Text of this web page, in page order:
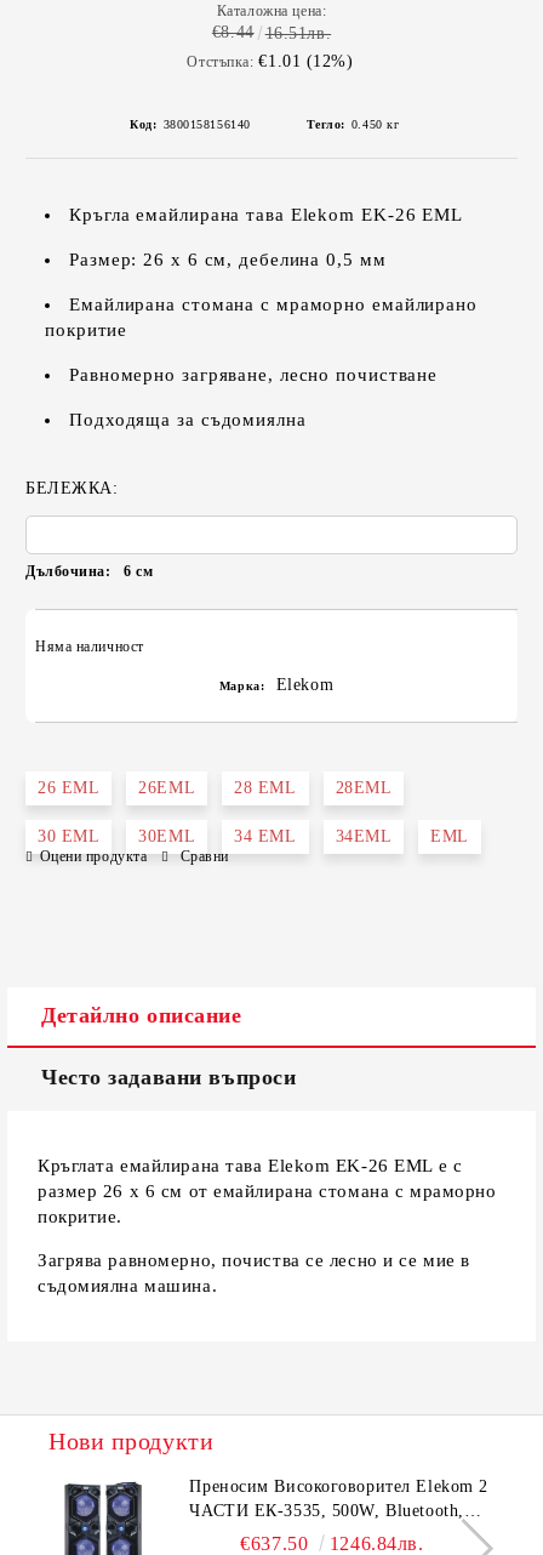
Каталожна цена:
€8.44 16.51лв.
Отстъпка: €1.01 (12%)
Код: 3800158156140 Тегло: 0.450 кг
Кръгла емайлирана тава Elekom EK-26 EML
Размер: 26 х 6 см, дебелина 0,5 мм
Емайлирана стомана с мраморно емайлирано
покритие
Равномерно загряване, лесно почистване
Подходяща за съдомиялна
БЕЛЕЖКА:
Дълбочина: 6см
Няма наличност
Марка: Elekom
26 EML 26EML 28 EML 28EML
30 EML 30EML 34 EML 34EML EML
Оцени продукта Сравни
Детайлно описание
Често задавани въпроси
Кръглата емайлирана тава Elekom EK-26 EML е с
размер 26 х 6 см от емайлирана стомана с мраморно
покритие.
Загрява равномерно, почиства се лесно и се мие в
съдомиялна машина.
Нови продукти
Преносим Високоговорител Elekom 2
ЧАСТИ ЕК-3535, 500W, Bluetooth,
Bluetooth, USB, Караоке, 2
€637.50 1246.84лв.